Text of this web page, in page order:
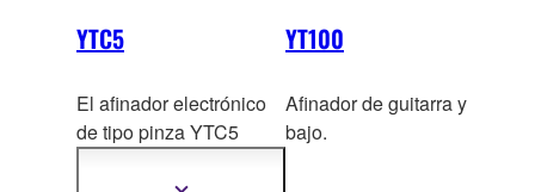
YTC5
El afinador electrónico
de tipo pinza YTC5
YT100
Afinador de guitarra y
bajo.